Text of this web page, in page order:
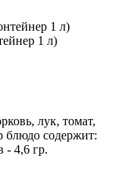
1 л)
лук, томат,
блюдо содержит:
- 4,6 гр.